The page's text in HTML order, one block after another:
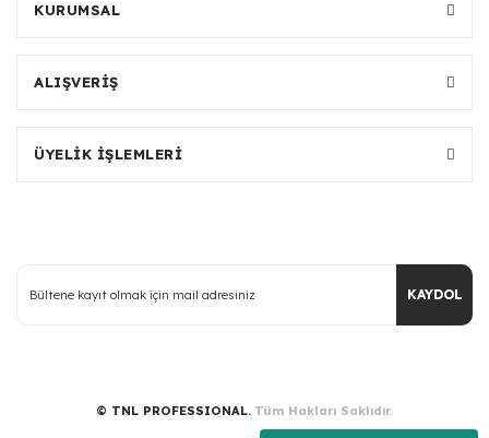
KURUMSAL
ALIŞVERİŞ
ÜYELİK İŞLEMLERİ
KAYDOL
© TNL PROFESSIONAL. Tüm Hakları Saklıdır.